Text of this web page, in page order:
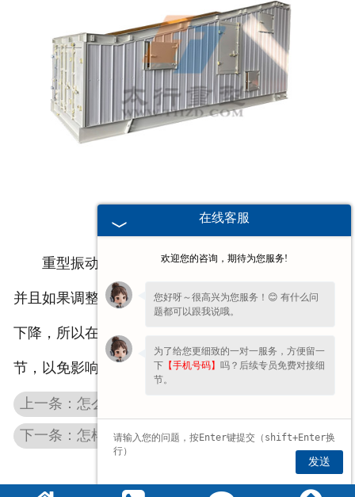
重型振动筛在进行调整时，对精度的要求较高，
并且如果调整不合理非常容易造成产量和筛分精度的
下降，所以在调整时建议先咨询生产厂家再进行调
节，以免影响企业生产。另外操作人员需要阅
下一条：怎样提高湖北环保振动筛的处理量以及减少堵网
在线客服
欢迎您的咨询，期待为您服务!
您好呀～很高兴为您服务！😊 有什么问
题都可以跟我说哦。
为了给您更细致的一对一服务，方便留一
下 【手机号码】 吗？后续专员免费对接细
节。
发送